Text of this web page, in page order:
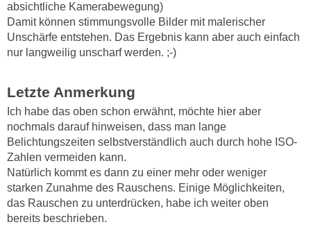
absichtliche Kamerabewegung)
Damit können stimmungsvolle Bilder mit malerischer
Unschärfe entstehen. Das Ergebnis kann aber auch einfach
nur langweilig unscharf werden. ;-)
Letzte Anmerkung
Ich habe das oben schon erwähnt, möchte hier aber
nochmals darauf hinweisen, dass man lange
Belichtungszeiten selbstverständlich auch durch hohe ISO-
Zahlen vermeiden kann.
Natürlich kommt es dann zu einer mehr oder weniger
starken Zunahme des Rauschens. Einige Möglichkeiten,
das Rauschen zu unterdrücken, habe ich weiter oben
bereits beschrieben.